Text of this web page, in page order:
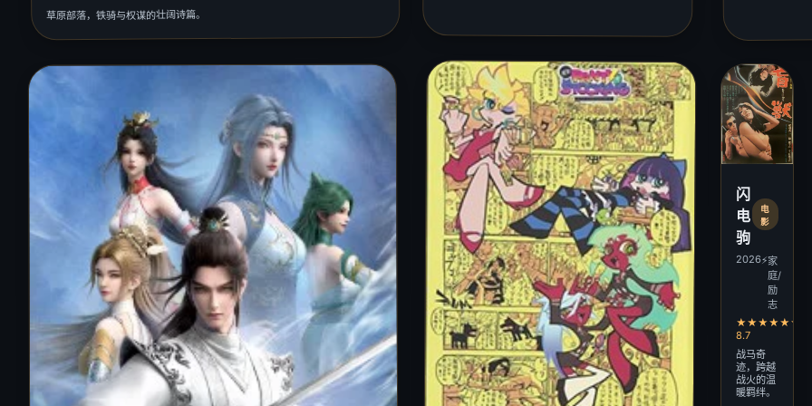
草原部落，铁骑与权谋的壮阔诗篇。
闪
电
驹
电
影
2026⚡家
庭/
励
志
8.7
战马奇
迹，跨越
战火的温
暖羁绊。